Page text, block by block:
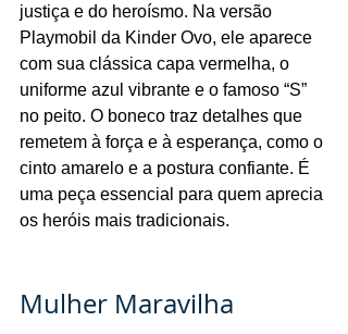
justiça e do heroísmo. Na versão
Playmobil da Kinder Ovo, ele aparece
com sua clássica capa vermelha, o
uniforme azul vibrante e o famoso “S”
no peito. O boneco traz detalhes que
remetem à força e à esperança, como o
cinto amarelo e a postura confiante. É
uma peça essencial para quem aprecia
os heróis mais tradicionais.
Mulher Maravilha